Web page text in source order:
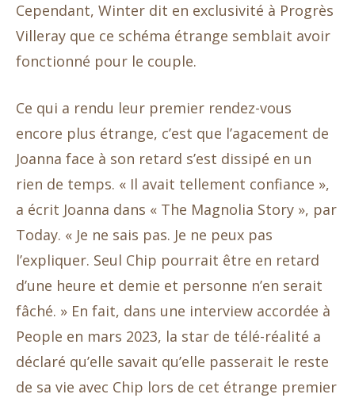
Cependant, Winter dit en exclusivité à Progrès
Villeray que ce schéma étrange semblait avoir
fonctionné pour le couple.
Ce qui a rendu leur premier rendez-vous
encore plus étrange, c’est que l’agacement de
Joanna face à son retard s’est dissipé en un
rien de temps. « Il avait tellement confiance »,
a écrit Joanna dans « The Magnolia Story », par
Today. « Je ne sais pas. Je ne peux pas
l’expliquer. Seul Chip pourrait être en retard
d’une heure et demie et personne n’en serait
fâché. » En fait, dans une interview accordée à
People en mars 2023, la star de télé-réalité a
déclaré qu’elle savait qu’elle passerait le reste
de sa vie avec Chip lors de cet étrange premier